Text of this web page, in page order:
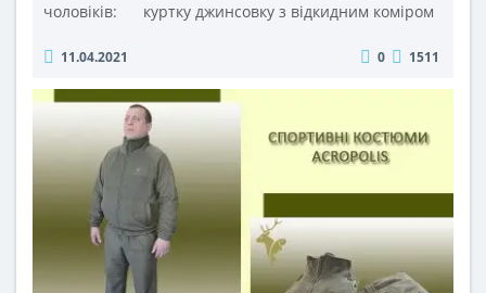
чоловіків: куртку джинсовку з відкидним коміром
ОКД-1; комбінезон КОМ-1.Нові моделі пошиті з
спеціального плетення ниток, яка не ..
11.04.2021 0 1511